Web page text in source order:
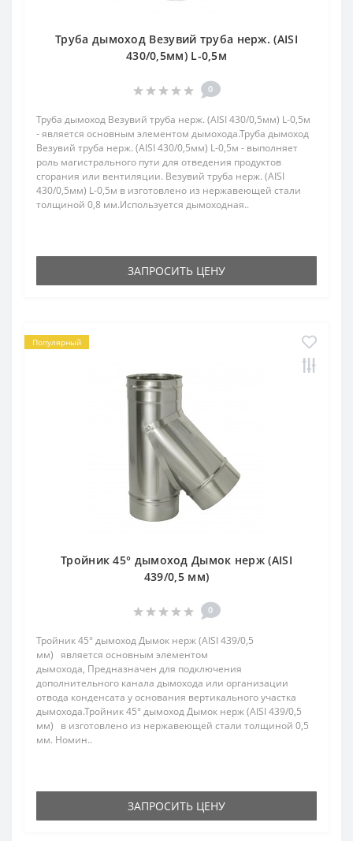
Труба дымоход Везувий труба нерж. (AISI
430/0,5мм) L-0,5м
0
Труба дымоход Везувий труба нерж. (AISI 430/0,5мм) L-0,5м
- является основным элементом дымохода.Труба дымоход
Везувий труба нерж. (AISI 430/0,5мм) L-0,5м - выполняет
роль магистрального пути для отведения продуктов
сгорания или вентиляции. Везувий труба нерж. (AISI
430/0,5мм) L-0,5м в изготовлено из нержавеющей стали
толщиной 0,8 мм.Используется дымоходная..
ЗАПРОСИТЬ ЦЕНУ
Популярный
Тройник 45° дымоход Дымок нерж (AISI
439/0,5 мм)
0
Тройник 45° дымоход Дымок нерж (AISI 439/0,5
мм) является основным элементом
дымохода, Предназначен для подключения
дополнительного канала дымохода или организации
отвода конденсата у основания вертикального участка
дымохода.Тройник 45° дымоход Дымок нерж (AISI 439/0,5
мм) в изготовлено из нержавеющей стали толщиной 0,5
мм. Номин..
ЗАПРОСИТЬ ЦЕНУ